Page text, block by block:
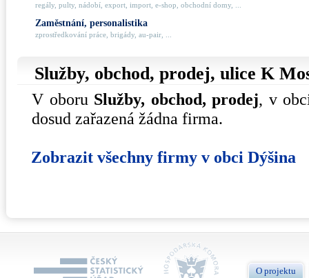
regály, pulty, nádobí, export, import, e-shop, obchodní domy, ...
Zaměstnání, personalistika
zprostředkování práce, brigády, au-pair, ...
Služby, obchod, prodej, ulice K
V oboru Služby, obchod, prodej, v
dosud zařazená žádna firma.
Zobrazit všechny firmy v obci Dýšina
O projektu